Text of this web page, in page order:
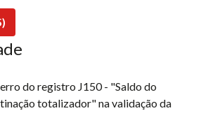
do registro J150 - "Saldo do
totalizador" na validação da